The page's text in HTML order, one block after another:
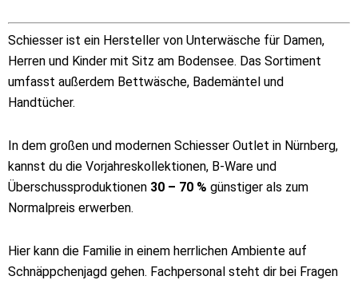
Schiesser ist ein Hersteller von Unterwäsche für Damen,
Herren und Kinder mit Sitz am Bodensee. Das Sortiment
umfasst außerdem Bettwäsche, Bademäntel und
Handtücher.
In dem großen und modernen Schiesser Outlet in Nürnberg,
kannst du die Vorjahreskollektionen, B-Ware und
Überschussproduktionen 30 – 70 % günstiger als zum
Normalpreis erwerben.
Hier kann die Familie in einem herrlichen Ambiente auf
Schnäppchenjagd gehen. Fachpersonal steht dir bei Fragen